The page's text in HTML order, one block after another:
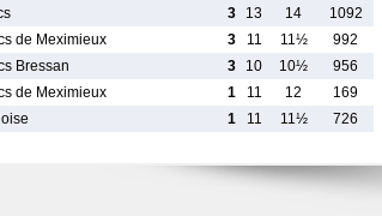
3 13 14
1092
de Meximieux 3 11 11½
992
Bressan 3 10 10½
956
de Meximieux 1 11 12
169
1 11 11½ 726